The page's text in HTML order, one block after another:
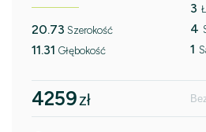
20.73 Szerokość
11.31 Głębokość
3
4
1
4259zł